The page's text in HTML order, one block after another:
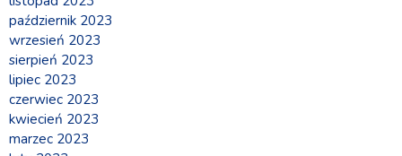
październik 2023
wrzesień 2023
sierpień 2023
lipiec 2023
czerwiec 2023
kwiecień 2023
marzec 2023